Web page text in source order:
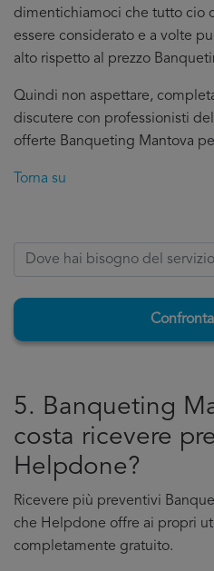
dimentichiamoci che tutto cio
essere considerato e a volte
alto rispetto al prezzo
Quindi non aspettare,
discutere con professionisti
offerte Banqueting Mantova
Torna su
5. Banqueting
costa ricevere
Helpdone?
Ricevere più preventivi
che Helpdone offre ai propri
completamente gratuito.